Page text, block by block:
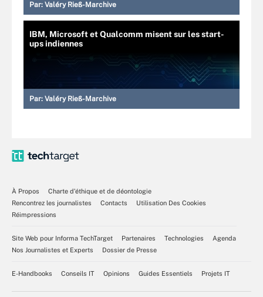
Par: Valéry Rieß-Marchive
IBM, Microsoft et Qualcomm misent sur les start-
ups indiennes
Par: Valéry Rieß-Marchive
À Propos
Charte d’éthique et de déontologie
Rencontrez les journalistes
Contacts
Utilisation Des Cookies
Réimpressions
Site Web pour Informa TechTarget Partenaires Technologies
Agenda
Nos Journalistes et Experts
Dossier de Presse
E-Handbooks Conseils IT Opinions Guides Essentiels Projets IT